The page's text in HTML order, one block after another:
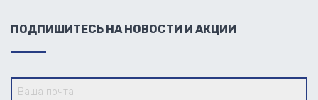
ПОДПИШИТЕСЬ НА НОВОСТИ И АКЦИИ